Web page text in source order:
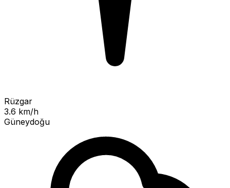
Rüzgar
3.6 km/h
Güneydoğu